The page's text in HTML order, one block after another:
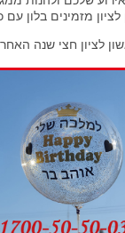
בלון עם כיתוב 30%